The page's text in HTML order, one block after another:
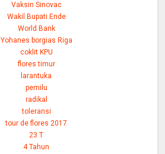
Vaksin Sinovac
Wakil Bupati Ende
World Bank
Yohanes borgias Riga
coklit KPU
flores timur
larantuka
pemilu
radikal
toleransi
tour de flores 2017
23 T
4 Tahun